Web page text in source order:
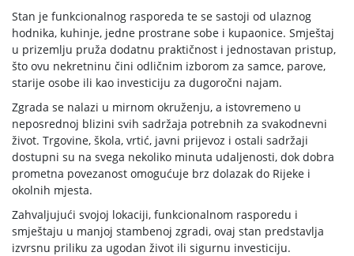
Stan je funkcionalnog rasporeda te se sastoji od ulaznog
hodnika, kuhinje, jedne prostrane sobe i kupaonice. Smještaj
u prizemlju pruža dodatnu praktičnost i jednostavan pristup,
što ovu nekretninu čini odličnim izborom za samce, parove,
starije osobe ili kao investiciju za dugoročni najam.
Zgrada se nalazi u mirnom okruženju, a istovremeno u
neposrednoj blizini svih sadržaja potrebnih za svakodnevni
život. Trgovine, škola, vrtić, javni prijevoz i ostali sadržaji
dostupni su na svega nekoliko minuta udaljenosti, dok dobra
prometna povezanost omogućuje brz dolazak do Rijeke i
okolnih mjesta.
Zahvaljujući svojoj lokaciji, funkcionalnom rasporedu i
smještaju u manjoj stambenoj zgradi, ovaj stan predstavlja
izvrsnu priliku za ugodan život ili sigurnu investiciju.